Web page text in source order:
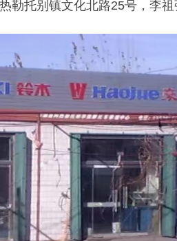
勒托别镇文化北路25号，李